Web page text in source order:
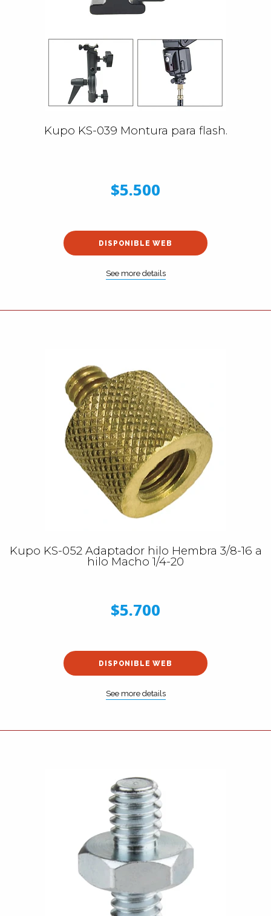
Kupo KS-039 Montura para flash.
$5.500
DISPONIBLE WEB
See more details
Kupo KS-052 Adaptador hilo Hembra 3/8-16 a
hilo Macho 1/4-20
$5.700
DISPONIBLE WEB
See more details